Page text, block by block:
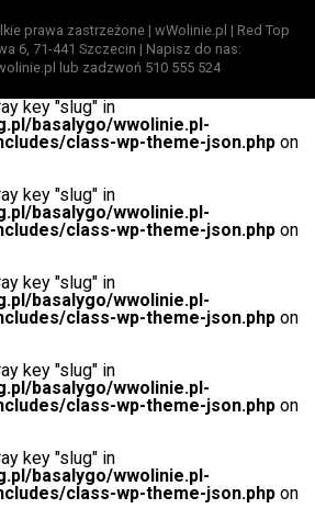
prawa zastrzeżone | wWolinie.pl | Red Top
6, 71-441 Szczecin | Napisz do nas:
lub zadzwoń 510 555 524
key "slug" in
basalygo/wwolinie.pl-
class-wp-theme-json.php on
key "slug" in
basalygo/wwolinie.pl-
class-wp-theme-json.php on
key "slug" in
basalygo/wwolinie.pl-
class-wp-theme-json.php on
key "slug" in
basalygo/wwolinie.pl-
class-wp-theme-json.php on
key "slug" in
basalygo/wwolinie.pl-
class-wp-theme-json.php on